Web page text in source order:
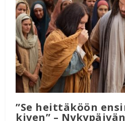
”Se heittäköön
kiven” –